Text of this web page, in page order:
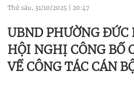
Thứ sáu, 31/10/2025 20:47
UBND PHƯỜNG ĐỨC
HỘI NGHỊ CÔNG BỐ
VỀ CÔNG TÁC CÁN